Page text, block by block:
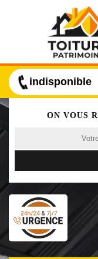
indisponible
ON VOUS